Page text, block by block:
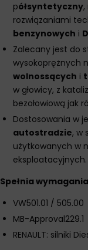
półsyntetyczny,
rozwiązaniami
benzynowych i
Zalecany jest do
wysokoprężnych
wolnossących i
w głowicy, z
bezołowiową jak
Dostosowania w
autostradzie, w
użytkowanych w
eksploatacyjnych.
Spełnia
VW501.01 / 505.00
MB-Approval229.1
RENAULT: silniki